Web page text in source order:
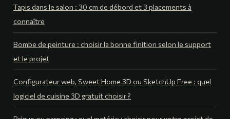
Tapis dans le salon : 30 cm de débord et 3 placements à
connaître
Bombe de peinture : choisir la bonne finition selon le support
et le projet
Configurateur web, Sweet Home 3D ou SketchUp Free : quel
logiciel de cuisine 3D gratuit choisir ?